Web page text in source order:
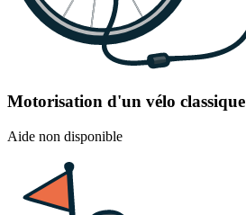
Motorisation d'un vélo classique
Aide non disponible